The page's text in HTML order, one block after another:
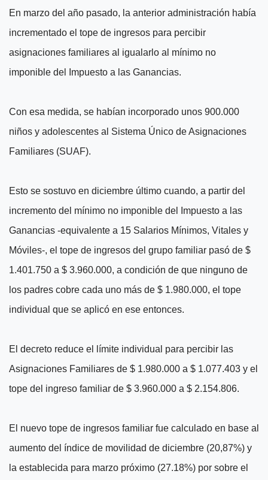
En marzo del año pasado, la anterior administración había
incrementado el tope de ingresos para percibir
asignaciones familiares al igualarlo al mínimo no
imponible del Impuesto a las Ganancias.
Con esa medida, se habían incorporado unos 900.000
niños y adolescentes al Sistema Único de Asignaciones
Familiares (SUAF).
Esto se sostuvo en diciembre último cuando, a partir del
incremento del mínimo no imponible del Impuesto a las
Ganancias -equivalente a 15 Salarios Mínimos, Vitales y
Móviles-, el tope de ingresos del grupo familiar pasó de $
1.401.750 a $ 3.960.000, a condición de que ninguno de
los padres cobre cada uno más de $ 1.980.000, el tope
individual que se aplicó en ese entonces.
El decreto reduce el límite individual para percibir las
Asignaciones Familiares de $ 1.980.000 a $ 1.077.403 y el
tope del ingreso familiar de $ 3.960.000 a $ 2.154.806.
El nuevo tope de ingresos familiar fue calculado en base al
aumento del índice de movilidad de diciembre (20,87%) y
la establecida para marzo próximo (27.18%) por sobre el